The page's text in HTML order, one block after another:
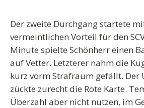
Der zweite Durchgang startete
vermeintlichen Vorteil für den
Minute spielte Schönherr einen
auf Vetter. Letzterer nahm die
kurz vorm Strafraum gefällt. Der
zückte zurecht die Rote Karte.
Überzahl aber nicht nutzen, im